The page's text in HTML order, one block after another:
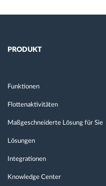
PRODUKT
Funktionen
Flottenaktivitäten
Maßgeschneiderte Lösung für Sie
Lösungen
Integrationen
Knowledge Center